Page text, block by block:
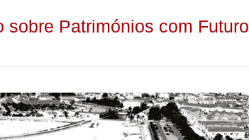
sobre Patrimónios com Futuro